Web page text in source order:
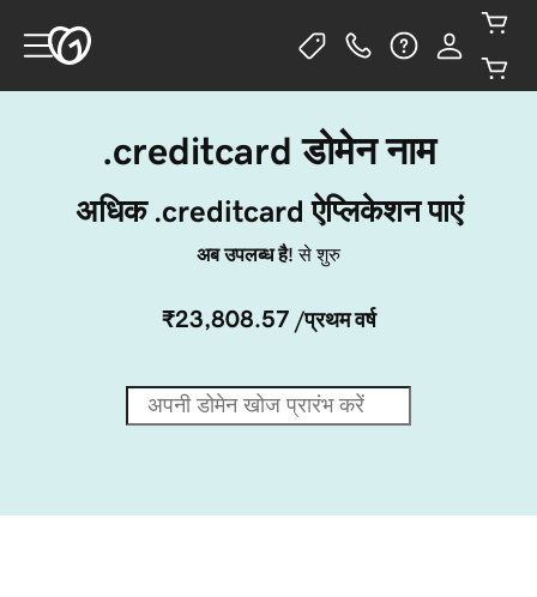
.creditcard डोमेन नाम
अधिक .creditcard ऐप्लिकेशन पाएं
अब उपलब्ध है!से शुरु
₹23,808.57 /प्रथम वर्ष